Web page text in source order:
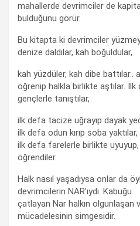
mahallerde devrimciler de
bulduğunu görür.
Bu kitapta ki devrimciler
denize daldılar, kah boğuldular,
kah yüzdüler, kah dibe
öğrenip halkla birlikte aştılar.
gençlerle tanıştılar,
ilk defa tacize uğrayıp dayak
ilk defa odun kırıp soba yaktılar,
ilk defa farelerle birlikte uyuyup,
öğrendiler.
Halk nasıl yaşadıysa onlar da
devrimcilerin NAR’ıydı. Kabuğu
çatlayan Nar halkın olgunlaşan
mücadelesinin simgesidir.